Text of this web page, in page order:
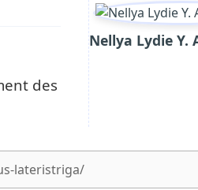
des
Nellya Lydie Y.